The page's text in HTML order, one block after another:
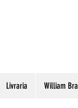
Livraria William